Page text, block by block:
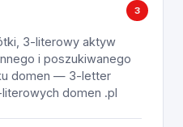
3
3-literowy aktyw
i poszukiwanego
domen — 3-letter
domen .pl